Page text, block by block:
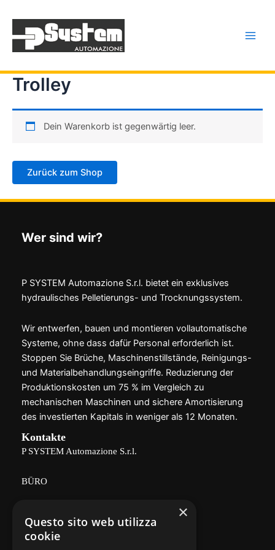
Inhalt
springen
Trolley
Dein Warenkorb ist gegenwärtig leer.
Zurück zum Shop
Wer sind wir?
P SYSTEM Automazione S.r.l. bietet ein exklusives
hydraulisches Pelletierungs- und Trocknungssystem.
Wir entwerfen, bauen und montieren vollautomatische
Systeme, ohne dass dafür Personal erforderlich ist.
Stoppen Sie Brüche, Maschinenstillstände, Reinigungs-
und Materialbehandlungseingriffe. Reduzierung der
Produktionskosten um 75 % im Vergleich zu
mechanischen Maschinen und sichere Amortisierung
des investierten Kapitals in weniger als 12 Monaten.
Kontakte
P SYSTEM Automazione S.r.l.
BÜRO
Via Delle Vigne, 166 - 26100 CREMONA
(Industriegebiet, in der Nähe des
Landwirtschaftskonsortiums)
×
Questo sito web utilizza
cookie